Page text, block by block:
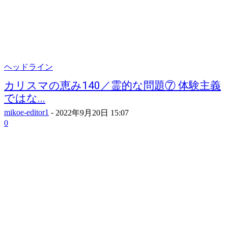
ヘッドライン
カリスマの恵み140／霊的な問題⑦ 体験主義
ではな...
mikoe-editor1 - 2022年9月20日 15:07
0